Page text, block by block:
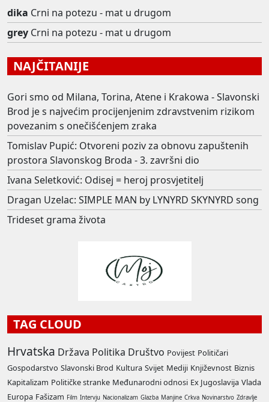
dika Crni na potezu - mat u drugom
grey Crni na potezu - mat u drugom
NAJČITANIJE
Gori smo od Milana, Torina, Atene i Krakowa - Slavonski
Brod je s najvećim procijenjenim zdravstvenim rizikom
povezanim s onečišćenjem zraka
Tomislav Pupić: Otvoreni poziv za obnovu zapuštenih
prostora Slavonskog Broda - 3. završni dio
Ivana Seletković: Odisej = heroj prosvjetitelj
Dragan Uzelac: SIMPLE MAN by LYNYRD SKYNYRD song
Trideset grama života
TAG CLOUD
Hrvatska Država Politika Društvo Povijest Političari
Gospodarstvo Slavonski Brod Kultura Svijet Mediji Književnost Biznis
Kapitalizam Političke stranke Međunarodni odnosi Ex Jugoslavija Vlada
Europa Fašizam Film Intervju Nacionalizam Glazba Manjine Crkva Novinarstvo Zdravlje